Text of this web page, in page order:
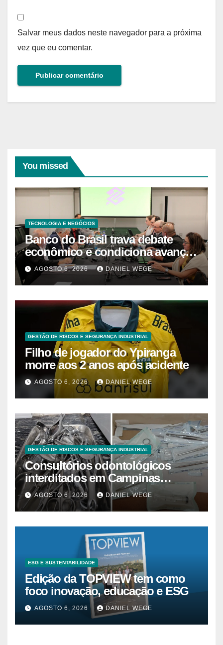
Salvar meus dados neste navegador para a próxima
vez que eu comentar.
You missed
TECNOLOGIA E NEGÓCIOS
Banco do Brasil trava debate
econômico e condiciona avanços
à decisão da Fenaban | Contec
Brasil
AGOSTO 6, 2026 DANIEL WEGE
GESTÃO DE RISCOS E SEGURANÇA INDUSTRIAL
Filho de jogador do Ypiranga
morre aos 2 anos após acidente
AGOSTO 6, 2026 DANIEL WEGE
GESTÃO DE RISCOS E SEGURANÇA INDUSTRIAL
Consultórios odontológicos
interditados em Campinas
superam 2025
AGOSTO 6, 2026 DANIEL WEGE
ESG E SUSTENTABILIDADE
Edição da TOPVIEW tem como
foco inovação, educação e ESG
AGOSTO 6, 2026 DANIEL WEGE